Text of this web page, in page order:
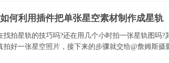
何利用插件把单张星空素材制作成星轨
找拍星轨的技巧吗?还在用几个小时拍一张星轨图吗
拍好一张星空照片，接下来的步骤就交给@詹姆斯